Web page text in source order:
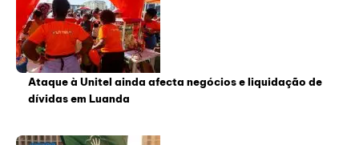
Ataque à Unitel ainda afecta negócios e liquidação de
dívidas em Luanda